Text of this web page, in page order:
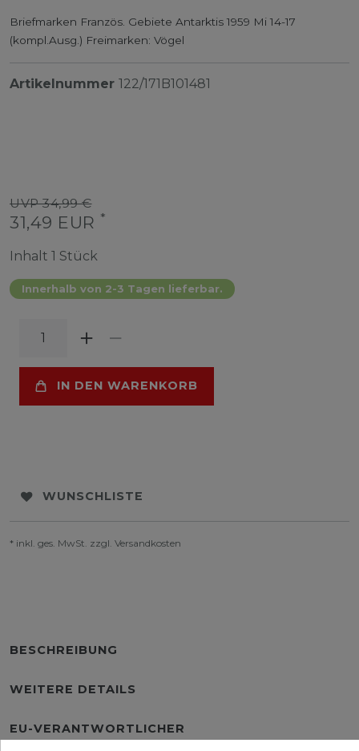
Briefmarken Französ. Gebiete Antarktis 1959 Mi 14-17
(kompl.Ausg.) Freimarken: Vögel
Artikelnummer 122/171B101481
UVP 34,99 €
31,49 EUR *
Inhalt 1 Stück
Innerhalb von 2-3 Tagen lieferbar.
IN DEN WARENKORB
WUNSCHLISTE
* inkl. ges. MwSt. zzgl. Versandkosten
BESCHREIBUNG
WEITERE DETAILS
EU-VERANTWORTLICHER